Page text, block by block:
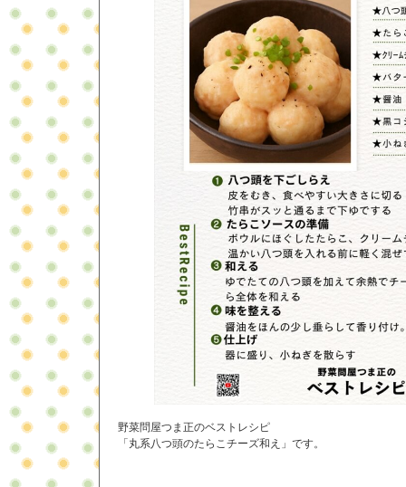
野菜問屋つま正のベストレシピ
「丸系八つ頭のたらこチーズ和え」です。